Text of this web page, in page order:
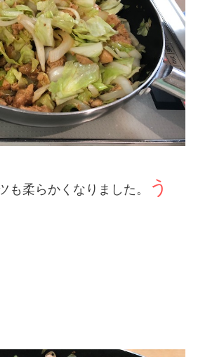
も柔らかくなりました。
う